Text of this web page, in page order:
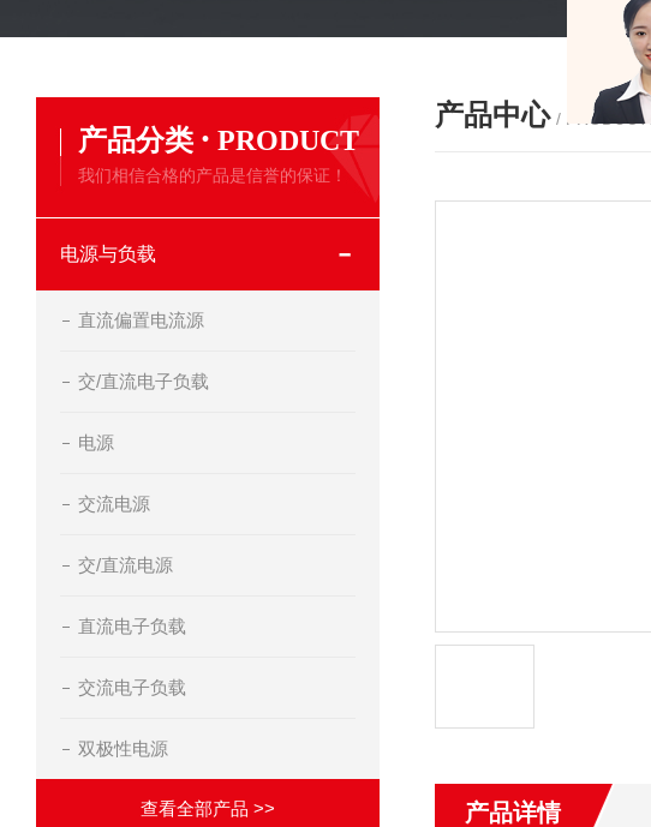
产品分类 · PRODUCT
我们相信合格的产品是信誉的保证！
电源与负载
直流偏置电流源
交/直流电子负载
电源
交流电源
交/直流电源
直流电子负载
交流电子负载
双极性电源
查看全部产品 >>
产品中心 / PRODUCTS
产品详情